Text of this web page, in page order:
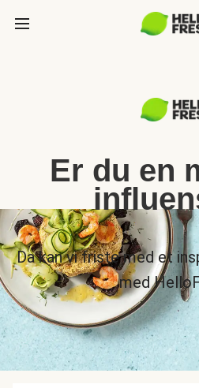
Er du en
Da kan vi friste med et
med